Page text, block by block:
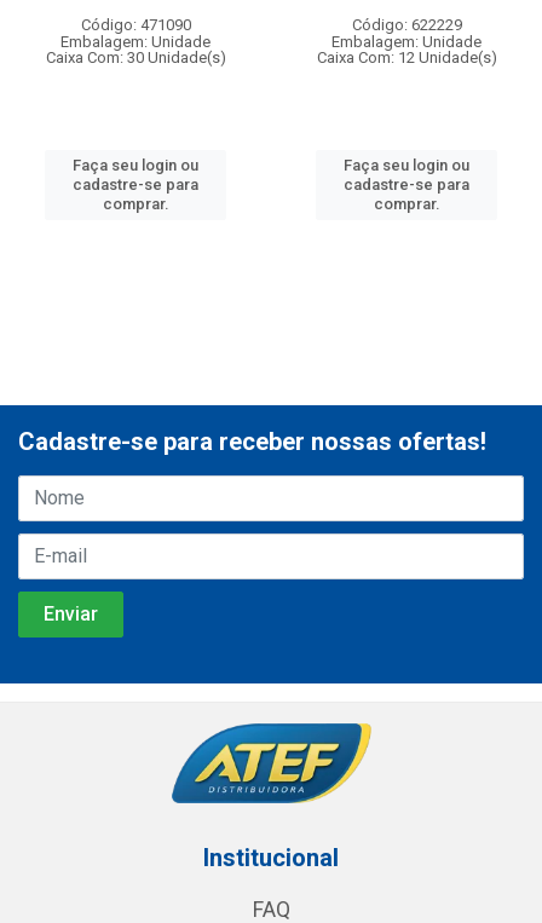
Código: 471090
Embalagem: Unidade
Caixa Com: 30 Unidade(s)
Faça seu login ou
cadastre-se para
comprar.
Código: 622229
Embalagem: Unidade
Caixa Com: 12 Unidade(s)
Faça seu login ou
cadastre-se para
comprar.
Cadastre-se para receber nossas ofertas!
Institucional
FAQ